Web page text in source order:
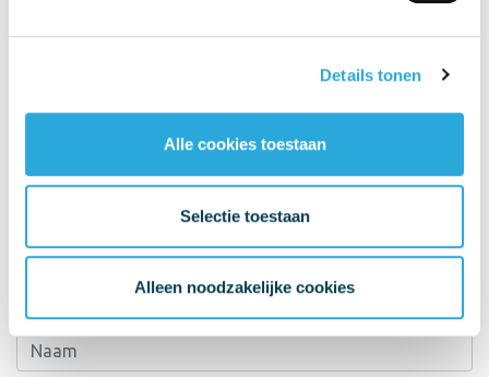
Details tonen
Alle cookies toestaan
Selectie toestaan
Alleen noodzakelijke cookies